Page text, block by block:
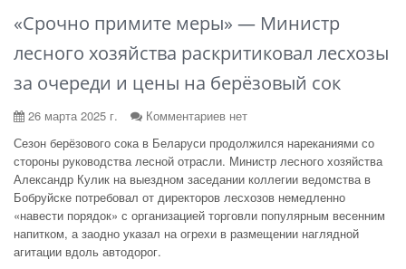
«Срочно примите меры» — Министр
лесного хозяйства раскритиковал лесхозы
за очереди и цены на берёзовый сок
26 марта 2025 г.
Комментариев нет
Сезон берёзового сока в Беларуси продолжился нареканиями со
стороны руководства лесной отрасли. Министр лесного хозяйства
Александр Кулик на выездном заседании коллегии ведомства в
Бобруйске потребовал от директоров лесхозов немедленно
«навести порядок» с организацией торговли популярным весенним
напитком, а заодно указал на огрехи в размещении наглядной
агитации вдоль автодорог.